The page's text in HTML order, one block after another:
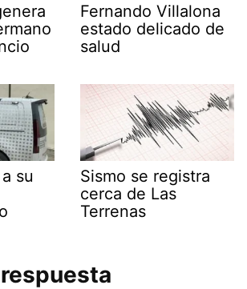
Fernando Villalona
estado delicado de
salud
su
Sismo se registra
cerca de Las
Terrenas